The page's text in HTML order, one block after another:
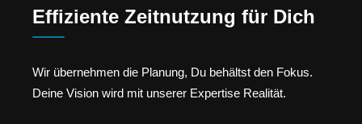
Effiziente Zeitnutzung für Dich
Wir übernehmen die Planung, Du behältst den Fokus.
Deine Vision wird mit unserer Expertise Realität.